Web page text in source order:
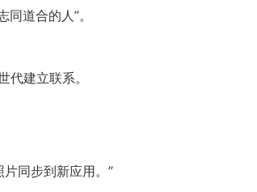
道合的人”。
建立联系。
同步到新应用。”